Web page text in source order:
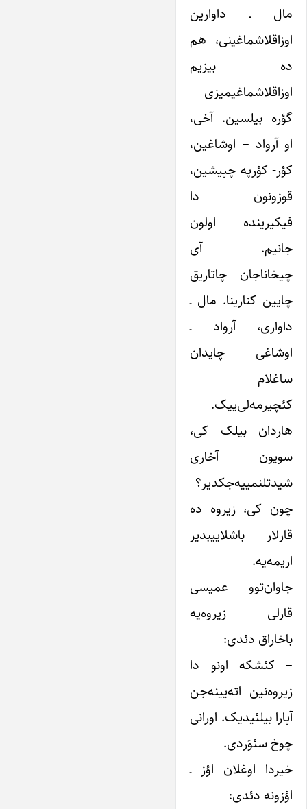
مال ـ داوارین
اوزاقلاشماغینی، هم
ده بیزیم
اوزاقلاشماغیمیزی
گؤره بیلسین. آخی،
او آرواد – اوشاغین،
کؤر- کؤرپه چپیشین،
قوزونون دا
فیکیرینده اولون
جانیم. آی
چیخاناجان چاتاریق
چایین کنارینا. مال ـ
داواری، آرواد ـ
اوشاغی چایدان
ساغلام
کئچیرمه‌لی‌ییک.
هاردان بیلک کی،
سویون آخاری
شیدتلنمییه‌جکدیر؟
چون کی، زیروه ده
قارلار باشلاییبدیر
اریمه‌یه.
جاوان‌توو عمیسی
قارلی زیروه‌یه
باخاراق دئدی:
– کئشکه اونو دا
زیروه‌نین اته‌یینه‌جن
آپارا بیلئیدیک. اورانی
چوخ سئوَردی.
خیردا اوغلان اؤز ـ
اؤزونه دئدی: